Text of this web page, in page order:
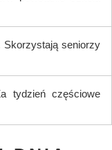
seniorzy
tydzień częściowe